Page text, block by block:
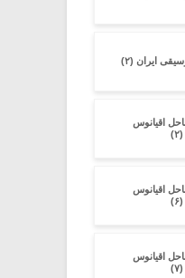
ایران (۲)
اقیانوس
اقیانوس
اقیانوس